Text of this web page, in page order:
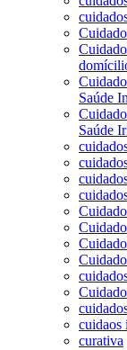
Saúde
Saúde
cuidaos
curativa